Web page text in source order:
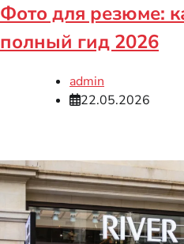
Фото для резюме:
полный гид 2026
admin
22.05.2026